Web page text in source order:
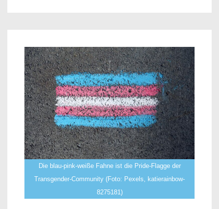
Die blau-pink-weiße Fahne ist die Pride-Flagge der
Transgender-Community (Foto: Pexels, katierainbow-
8275181)